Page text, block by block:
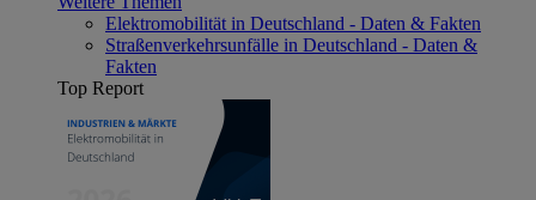
Elektromobilität in Deutschland - Daten & Fakten
Straßenverkehrsunfälle in Deutschland - Daten &
Fakten
Top Report